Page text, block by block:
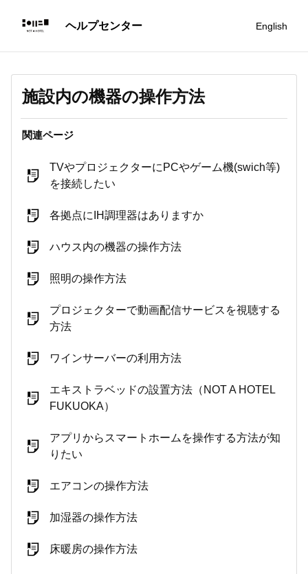
English
施設内の機器の操作方法
関連ページ
TVやプロジェクターにPCやゲーム機(swich等)
を接続したい
各拠点にIH調理器はありますか
ハウス内の機器の操作方法
照明の操作方法
プロジェクターで動画配信サービスを視聴する
方法
ワインサーバーの利用方法
エキストラベッドの設置方法（NOT A HOTEL
FUKUOKA）
アプリからスマートホームを操作する方法が知
りたい
エアコンの操作方法
加湿器の操作方法
床暖房の操作方法